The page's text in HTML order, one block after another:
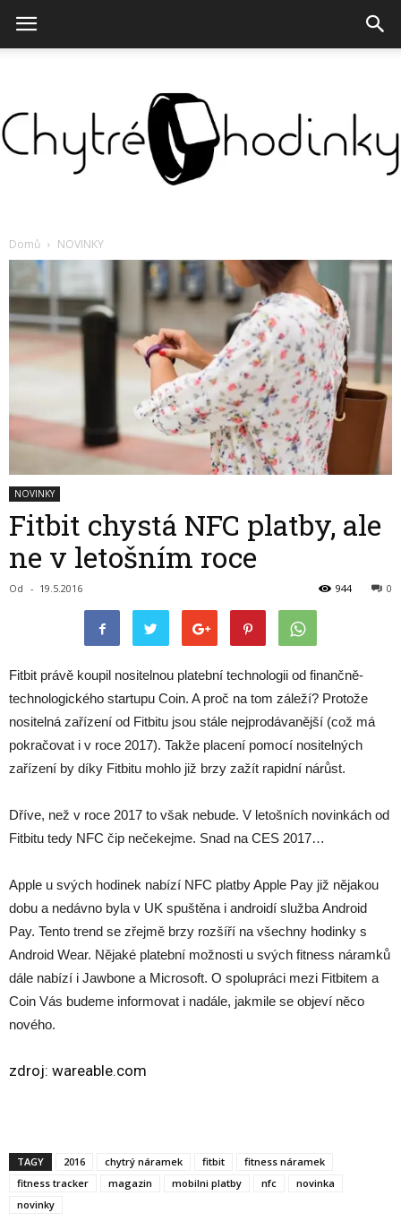
hodinky
Domů NOVINKY
NOVINKY
Fitbit chystá NFC platby, ale
ne v letošním roce
Od - 19.5.2016 0
944
Fitbit právě koupil nositelnou platební technologii od finančně-
technologického startupu Coin. A proč na tom záleží? Protože
nositelná zařízení od Fitbitu jsou stále nejprodávanější (což má
pokračovat i v roce 2017). Takže placení pomocí nositelných
zařízení by díky Fitbitu mohlo již brzy zažít rapidní nárůst.
Dříve, než v roce 2017 to však nebude. V letošních novinkách od
Fitbitu tedy NFC čip nečekejme. Snad na CES 2017…
Apple u svých hodinek nabízí NFC platby Apple Pay již nějakou
dobu a nedávno byla v UK spuštěna i androidí služba Android
Pay. Tento trend se zřejmě brzy rozšíří na všechny hodinky s
Android Wear. Nějaké platební možnosti u svých fitness náramků
dále nabízí i Jawbone a Microsoft. O spolupráci mezi Fitbitem a
Coin Vás budeme informovat i nadále, jakmile se objeví něco
nového.
zdroj: wareable.com
TAGY 2016 chytrý náramek fitbit
fitness náramek
fitness tracker
magazin mobilni platby nfc
novinka
novinky